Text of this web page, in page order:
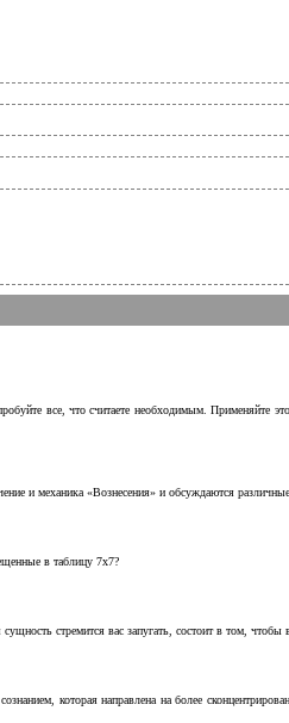
все, что считаете необходимым. Применяйте
и механика «Вознесения» и обсуждаются
в таблицу 7х7?
стремится вас запугать, состоит в том,
которая направлена на более